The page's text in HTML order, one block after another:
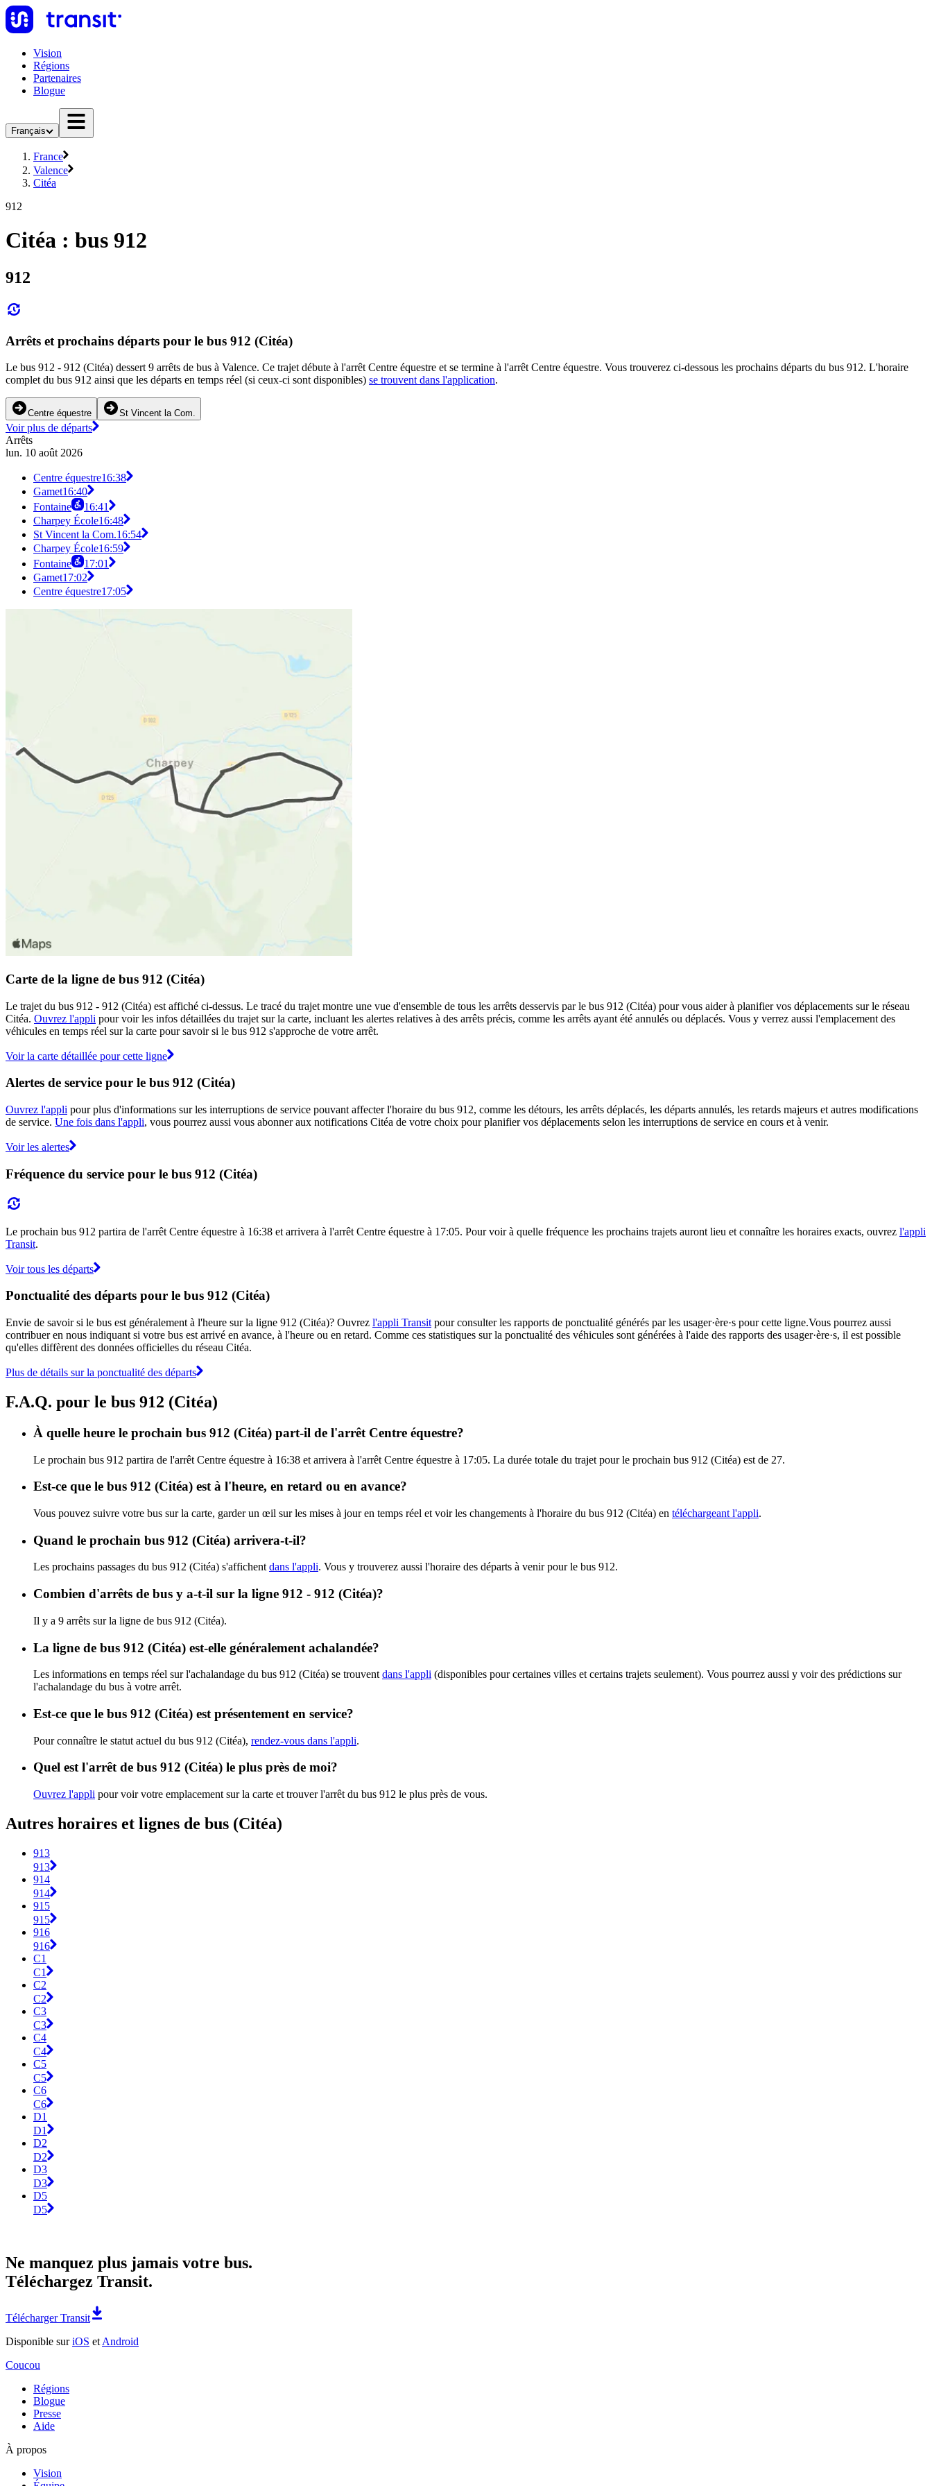
Vision
Régions
Partenaires
Blogue
Français
France
Valence
Citéa
912
Citéa : bus 912
912
Arrêts et prochains départs pour le bus 912 (Citéa)
Le bus 912 - 912 (Citéa) dessert 9 arrêts de bus à Valence. Ce trajet débute à l'arrêt Centre équestre et se termine à l'arrêt Centre équestre. Vous trouverez ci-dessous les prochains départs du bus 912. L'horaire
complet du bus 912 ainsi que les départs en temps réel (si ceux-ci sont disponibles) se trouvent dans l'application.
Centre équestre St Vincent la Com.
Voir plus de départs
Arrêts
lun. 10 août 2026
Centre équestre16:38
Gamet16:40
Fontaine
16:41
Charpey École16:48
St Vincent la Com.16:54
Charpey École16:59
Fontaine
17:01
Gamet17:02
Centre équestre17:05
Carte de la ligne de bus 912 (Citéa)
Le trajet du bus 912 - 912 (Citéa) est affiché ci-dessus. Le tracé du trajet montre une vue d'ensemble de tous les arrêts desservis par le bus 912 (Citéa) pour vous aider à planifier vos déplacements sur le réseau
Citéa. Ouvrez l'appli pour voir les infos détaillées du trajet sur la carte, incluant les alertes relatives à des arrêts précis, comme les arrêts ayant été annulés ou déplacés. Vous y verrez aussi l'emplacement des
véhicules en temps réel sur la carte pour savoir si le bus 912 s'approche de votre arrêt.
Voir la carte détaillée pour cette ligne
Alertes de service pour le bus 912 (Citéa)
Ouvrez l'appli pour plus d'informations sur les interruptions de service pouvant affecter l'horaire du bus 912, comme les détours, les arrêts déplacés, les départs annulés, les retards majeurs et autres modifications
de service. Une fois dans l'appli, vous pourrez aussi vous abonner aux notifications Citéa de votre choix pour planifier vos déplacements selon les interruptions de service en cours et à venir.
Voir les alertes
Fréquence du service pour le bus 912 (Citéa)
Le prochain bus 912 partira de l'arrêt Centre équestre à 16:38 et arrivera à l'arrêt Centre équestre à 17:05. Pour voir à quelle fréquence les prochains trajets auront lieu et connaître les horaires exacts, ouvrez l'appli
Transit.
Voir tous les départs
Ponctualité des départs pour le bus 912 (Citéa)
Envie de savoir si le bus est généralement à l'heure sur la ligne 912 (Citéa)? Ouvrez l'appli Transit pour consulter les rapports de ponctualité générés par les usager·ère·s pour cette ligne.Vous pourrez aussi
contribuer en nous indiquant si votre bus est arrivé en avance, à l'heure ou en retard. Comme ces statistiques sur la ponctualité des véhicules sont générées à l'aide des rapports des usager·ère·s, il est possible
qu'elles diffèrent des données officielles du réseau Citéa.
Plus de détails sur la ponctualité des départs
F.A.Q. pour le bus 912 (Citéa)
À quelle heure le prochain bus 912 (Citéa) part-il de l'arrêt Centre équestre?
Le prochain bus 912 partira de l'arrêt Centre équestre à 16:38 et arrivera à l'arrêt Centre équestre à 17:05. La durée totale du trajet pour le prochain bus 912 (Citéa) est de 27.
Est-ce que le bus 912 (Citéa) est à l'heure, en retard ou en avance?
Vous pouvez suivre votre bus sur la carte, garder un œil sur les mises à jour en temps réel et voir les changements à l'horaire du bus 912 (Citéa) en téléchargeant l'appli.
Quand le prochain bus 912 (Citéa) arrivera-t-il?
Les prochains passages du bus 912 (Citéa) s'affichent dans l'appli. Vous y trouverez aussi l'horaire des départs à venir pour le bus 912.
Combien d'arrêts de bus y a-t-il sur la ligne 912 - 912 (Citéa)?
Il y a 9 arrêts sur la ligne de bus 912 (Citéa).
La ligne de bus 912 (Citéa) est-elle généralement achalandée?
Les informations en temps réel sur l'achalandage du bus 912 (Citéa) se trouvent dans l'appli (disponibles pour certaines villes et certains trajets seulement). Vous pourrez aussi y voir des prédictions sur
l'achalandage du bus à votre arrêt.
Est-ce que le bus 912 (Citéa) est présentement en service?
Pour connaître le statut actuel du bus 912 (Citéa), rendez-vous dans l'appli.
Quel est l'arrêt de bus 912 (Citéa) le plus près de moi?
Ouvrez l'appli pour voir votre emplacement sur la carte et trouver l'arrêt du bus 912 le plus près de vous.
Autres horaires et lignes de bus (Citéa)
913
913
914
914
915
915
916
916
C1
C1
C2
C2
C3
C3
C4
C4
C5
C5
C6
C6
D1
D1
D2
D2
D3
D3
D5
D5
Ne manquez plus jamais votre bus.
Téléchargez Transit.
Télécharger Transit
Disponible suriOS et Android
Coucou
Régions
Blogue
Presse
Aide
À propos
Vision